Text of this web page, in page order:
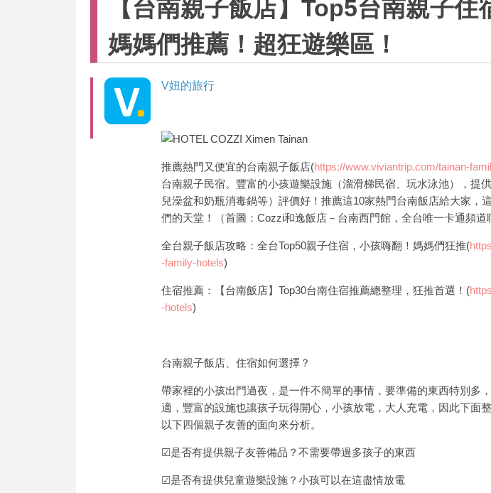
【台南親子飯店】Top5台南親子住
媽媽們推薦！超狂遊樂區！
V妞的旅行
推薦熱門又便宜的台南親子飯店(https://www.viviantrip.com/tainan-
台南親子民宿。豐富的小孩遊樂設施（溜滑梯民宿、玩水泳池），提
兒澡盆和奶瓶消毒鍋等）評價好！推薦這10家熱門台南飯店給大家，
們的天堂！（首圖：Cozzi和逸飯店－台南西門館，全台唯一卡通頻道
全台親子飯店攻略：全台Top50親子住宿，小孩嗨翻！媽媽們狂推(
-family-hotels)
住宿推薦：【台南飯店】Top30台南住宿推薦總整理，狂推首選！(
-hotels)
台南親子飯店、住宿如何選擇？
帶家裡的小孩出門過夜，是一件不簡單的事情，要準備的東西特別多
適，豐富的設施也讓孩子玩得開心，小孩放電，大人充電，因此下面
以下四個親子友善的面向來分析。
☑是否有提供親子友善備品？不需要帶過多孩子的東西
☑是否有提供兒童遊樂設施？小孩可以在這盡情放電